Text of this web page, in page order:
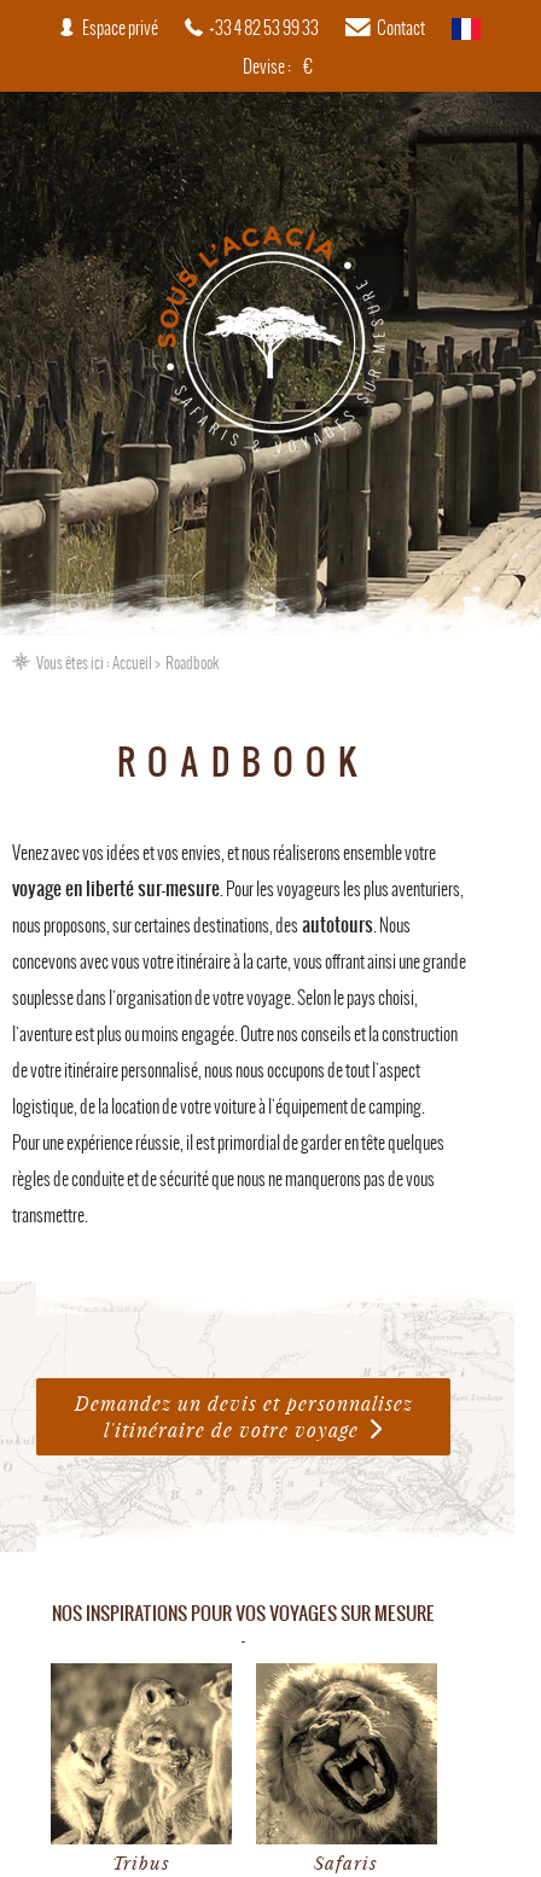
Espace privé +33 4 82 53 99 33 Contact
Devise : €
Vous êtes ici :Accueil Roadbook
ROADBOOK
Venez avec vos idées et vos envies, et nous réaliserons ensemble votre
voyage en liberté sur-mesure. Pour les voyageurs les plus aventuriers,
nous proposons, sur certaines destinations, des autotours. Nous
concevons avec vous votre itinéraire à la carte, vous offrant ainsi une grande
souplesse dans l'organisation de votre voyage. Selon le pays choisi,
l'aventure est plus ou moins engagée. Outre nos conseils et la construction
de votre itinéraire personnalisé, nous nous occupons de tout l'aspect
logistique, de la location de votre voiture à l'équipement de camping.
Pour une expérience réussie, il est primordial de garder en tête quelques
règles de conduite et de sécurité que nous ne manquerons pas de vous
transmettre.
Demandez un devis et personnalisez
l'itinéraire de votre voyage
NOS INSPIRATIONS POUR VOS VOYAGES SUR MESURE
Tribus Safaris